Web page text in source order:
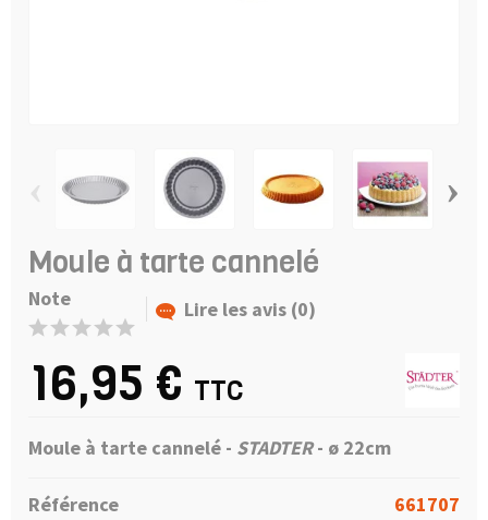
›
Moule à tarte cannelé
Note Lire les avis (0)
16,95 € TTC
Moule à tarte cannelé - STADTER- ø 22cm
Référence 661707